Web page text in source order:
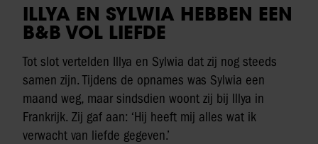
ILLYA EN SYLWIA HEBBEN EEN
B&B VOL LIEFDE
Tot slot vertelden Illya en Sylwia dat zij nog steeds
samen zijn. Tijdens de opnames was Sylwia een
maand weg, maar sindsdien woont zij bij Illya in
Frankrijk. Zij gaf aan: ‘Hij heeft mij alles wat ik
verwacht van liefde gegeven.’